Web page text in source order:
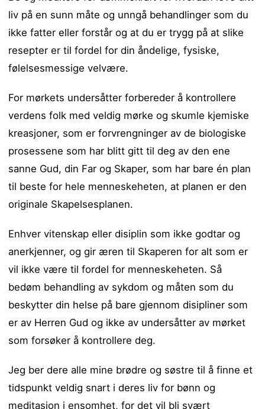
liv på en sunn måte og unngå behandlinger som du
ikke fatter eller forstår og at du er trygg på at slike
resepter er til fordel for din åndelige, fysiske,
følelsesmessige velvære.
For mørkets undersåtter forbereder å kontrollere
verdens folk med veldig mørke og skumle kjemiske
kreasjoner, som er forvrengninger av de biologiske
prosessene som har blitt gitt til deg av den ene
sanne Gud, din Far og Skaper, som har bare én plan
til beste for hele menneskeheten, at planen er den
originale Skapelsesplanen.
Enhver vitenskap eller disiplin som ikke godtar og
anerkjenner, og gir æren til Skaperen for alt som er
vil ikke være til fordel for menneskeheten. Så
bedøm behandling av sykdom og måten som du
beskytter din helse på bare gjennom disipliner som
er av Herren Gud og ikke av undersåtter av mørket
som forsøker å kontrollere deg.
Jeg ber dere alle mine brødre og søstre til å finne et
tidspunkt veldig snart i deres liv for bønn og
meditasjon i ensomhet, for det vil bli svært